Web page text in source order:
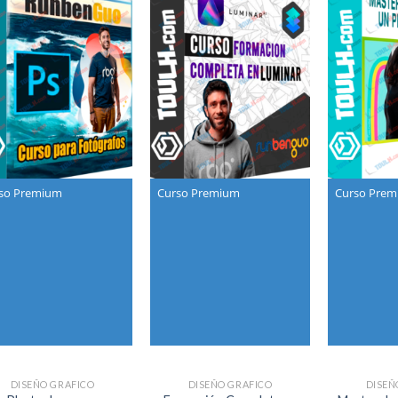
Premium
DISEÑO GRAFICO
Curso Premium
DISEÑO GRAFICO
Curso